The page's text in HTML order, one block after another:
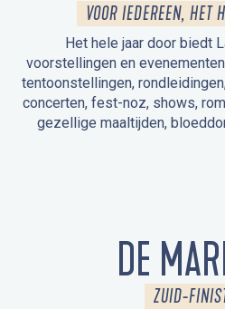
VOOR IEDEREEN, HET
Het hele jaar door biedt
voorstellingen en
tentoonstellingen,
concerten, fest-noz, shows,
gezellige maaltijden,
DE
ZUID-